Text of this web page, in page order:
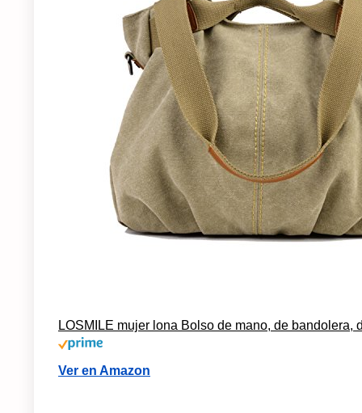
LOSMILE mujer lona Bolso de mano, de bandolera,
Ver en Amazon